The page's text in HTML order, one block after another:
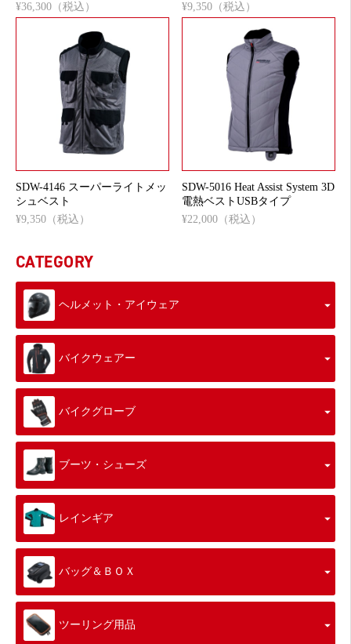
¥36,300（税込）
¥9,350（税込）
SDW-4146 スーパーライトメッ
シュベスト
¥9,350（税込）
SDW-5016 Heat Assist System 3D
電熱ベストUSBタイプ
¥22,000（税込）
CATEGORY
ヘルメット・アイウェア
バイクウェアー
バイクグローブ
ブーツ・シューズ
レインギア
バッグ＆ＢＯＸ
ツーリング用品